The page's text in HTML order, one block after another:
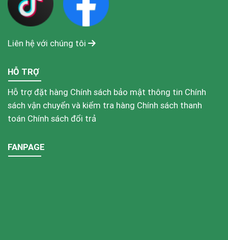
Liên hệ với chúng tôi
HỖ TRỢ
Hỗ trợ đặt hàng Chính sách bảo mật thông tin Chính
sách vận chuyển và kiểm tra hàng Chính sách thanh
toán Chính sách đổi trả
FANPAGE